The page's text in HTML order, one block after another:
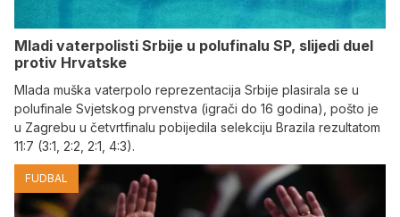
Mladi vaterpolisti Srbije u polufinalu SP, slijedi duel
protiv Hrvatske
Mlada muška vaterpolo reprezentacija Srbije plasirala se u
polufinale Svjetskog prvenstva (igrači do 16 godina), pošto je
u Zagrebu u četvrtfinalu pobijedila selekciju Brazila rezultatom
11:7 (3:1, 2:2, 2:1, 4:3).
FUDBAL